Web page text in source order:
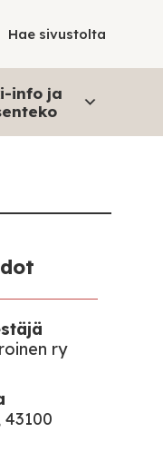
Hae sivustolta
info ja
ry